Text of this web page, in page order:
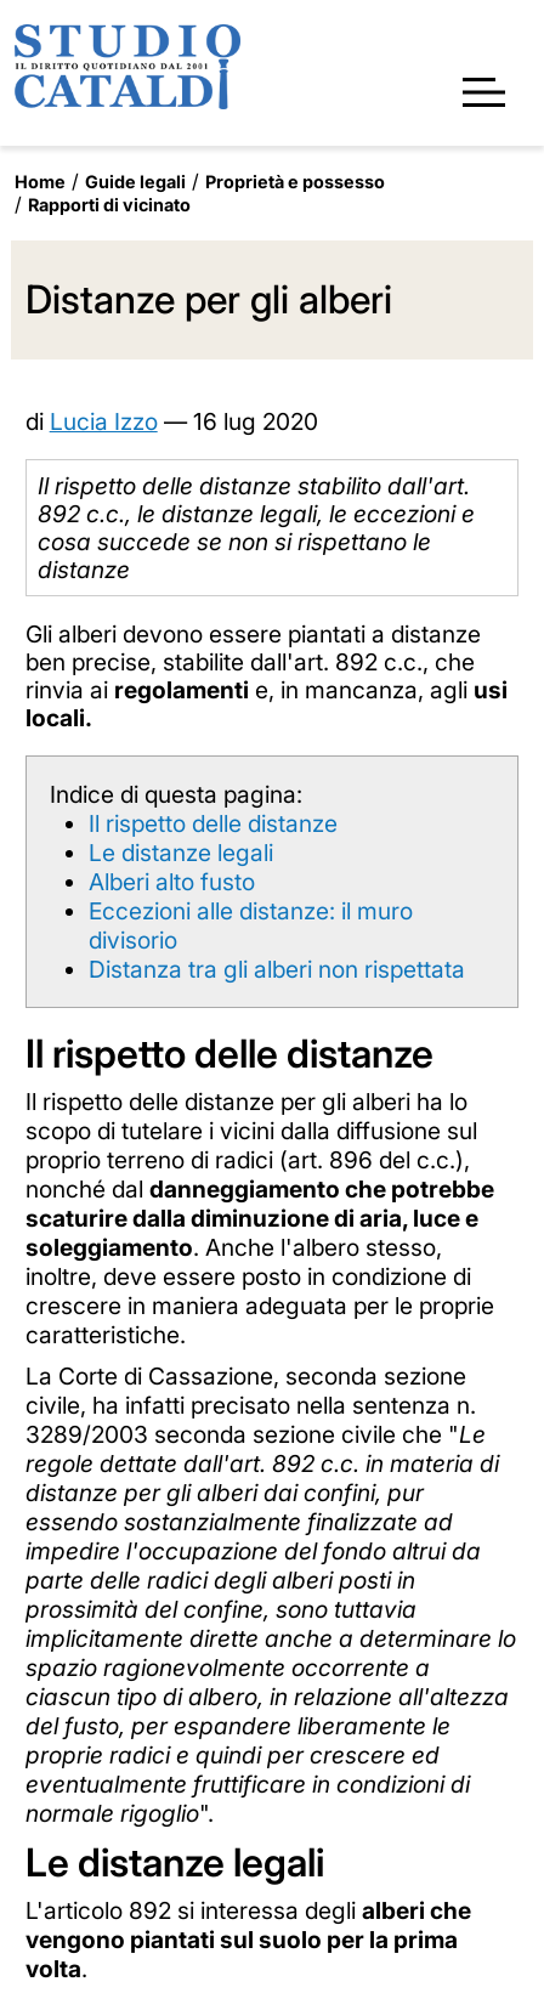
Home Guide legali
Proprietà e possesso
Rapporti di vicinato
Distanze per gli alberi
di Lucia Izzo—16 lug 2020
Il rispetto delle distanze stabilito dall'art.
892 c.c., le distanze legali, le eccezioni e
cosa succede se non si rispettano le
distanze
Gli alberi devono essere piantati a distanze
ben precise, stabilite dall'art. 892 c.c., che
rinvia ai regolamenti e, in mancanza, agli usi
locali.
Indice di questa pagina:
Il rispetto delle distanze
Le distanze legali
Alberi alto fusto
Eccezioni alle distanze: il muro
divisorio
Distanza tra gli alberi non rispettata
Il rispetto delle distanze
Il rispetto delle distanze per gli alberi ha lo
scopo di tutelare i vicini dalla diffusione sul
proprio terreno di radici (art. 896 del c.c.),
nonché dal danneggiamento che potrebbe
scaturire dalla diminuzione di aria, luce e
soleggiamento. Anche l'albero stesso,
inoltre, deve essere posto in condizione di
crescere in maniera adeguata per le proprie
caratteristiche.
La Corte di Cassazione, seconda sezione
civile, ha infatti precisato nella sentenza n.
3289/2003 seconda sezione civile che "Le
regole dettate dall'art. 892 c.c. in materia di
distanze per gli alberi dai confini, pur
essendo sostanzialmente finalizzate ad
impedire l'occupazione del fondo altrui da
parte delle radici degli alberi posti in
prossimità del confine, sono tuttavia
implicitamente dirette anche a determinare lo
spazio ragionevolmente occorrente a
ciascun tipo di albero, in relazione all'altezza
del fusto, per espandere liberamente le
proprie radici e quindi per crescere ed
eventualmente fruttificare in condizioni di
normale rigoglio".
Le distanze legali
L'articolo 892 si interessa degli alberi che
vengono piantati sul suolo per la prima
volta.